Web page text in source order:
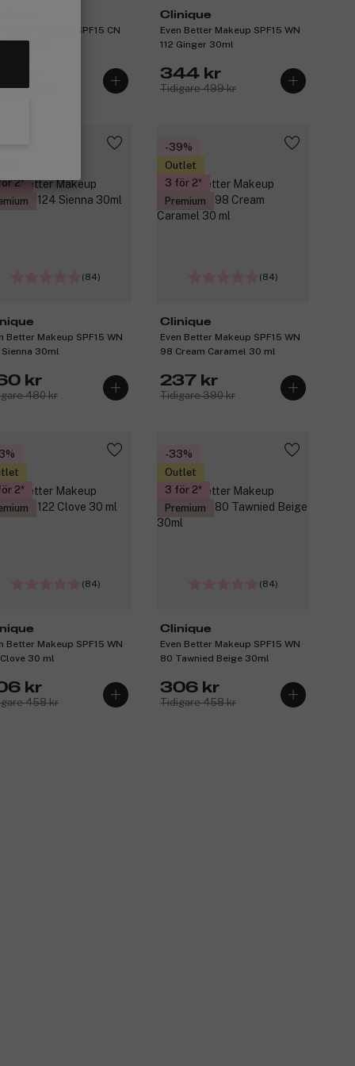
Better Makeup SPF15 CN
Spice 30ml
458 kr
Clinique
Even Better Makeup SPF15 WN
112 Ginger 30ml
344 kr
Tidigare 499 kr
2
(84)
Better Makeup SPF15 WN
Sienna 30ml
kr
480 kr
-39%
Outlet
3 för 2
Premium
(84)
Clinique
Even Better Makeup SPF15 WN
98 Cream Caramel 30 ml
237 kr
Tidigare 390 kr
2
(84)
Better Makeup SPF15 WN
30 ml
kr
458 kr
-33%
Outlet
3 för 2
Premium
(84)
Clinique
Even Better Makeup SPF15 WN
80 Tawnied Beige 30ml
306 kr
Tidigare 458 kr